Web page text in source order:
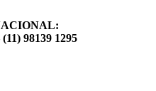
98139 1295